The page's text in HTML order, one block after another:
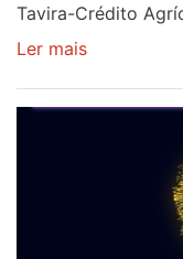
Tavira-Crédito
Ler mais